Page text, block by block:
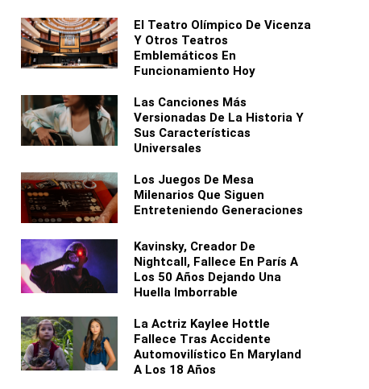
El Teatro Olímpico De Vicenza
Y Otros Teatros
Emblemáticos En
Funcionamiento Hoy
Las Canciones Más
Versionadas De La Historia Y
Sus Características
Universales
Los Juegos De Mesa
Milenarios Que Siguen
Entreteniendo Generaciones
Kavinsky, Creador De
Nightcall, Fallece En París A
Los 50 Años Dejando Una
Huella Imborrable
La Actriz Kaylee Hottle
Fallece Tras Accidente
Automovilístico En Maryland
A Los 18 Años